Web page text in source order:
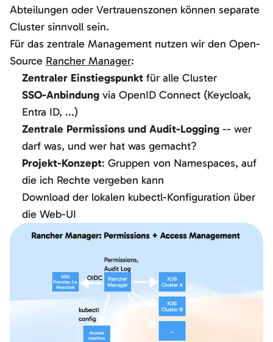
Abteilungen oder Vertrauenszonen können separate
Cluster sinnvoll sein.
Für das zentrale Management nutzen wir den Open-
Source Rancher Manager:
Zentraler Einstiegspunkt für alle Cluster
SSO-Anbindung via OpenID Connect (Keycloak,
Entra ID, ...)
Zentrale Permissions und Audit-Logging -- wer
darf was, und wer hat was gemacht?
Projekt-Konzept: Gruppen von Namespaces, auf
die ich Rechte vergeben kann
Download der lokalen kubectl-Konfiguration über
die Web-UI